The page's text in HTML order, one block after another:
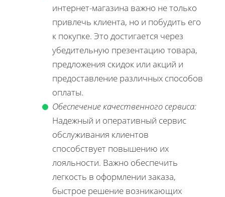
интернет-магазина важно не только
привлечь клиента, но и побудить его
к покупке. Это достигается через
убедительную презентацию товара,
предложения скидок или акций и
предоставление различных способов
оплаты.
Обеспечение качественного сервиса:
Надежный и оперативный сервис
обслуживания клиентов
способствует повышению их
лояльности. Важно обеспечить
легкость в оформлении заказа,
быстрое решение возникающих